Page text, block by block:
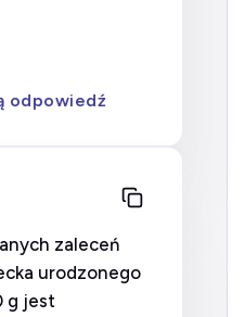
odpowiedź
zaleceń
urodzonego
g jest